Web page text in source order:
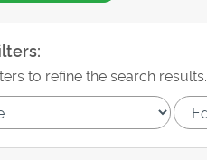
to refine the search results.